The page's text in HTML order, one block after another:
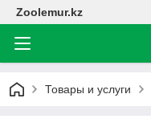
Zoolemur.kz
Товары и услуги